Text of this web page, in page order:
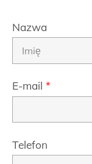
Nazwa
E-mail *
Telefon